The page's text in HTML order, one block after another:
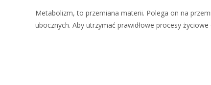
Metabolizm, to przemiana materii. Polega on na
ubocznych. Aby utrzymać prawidłowe procesy